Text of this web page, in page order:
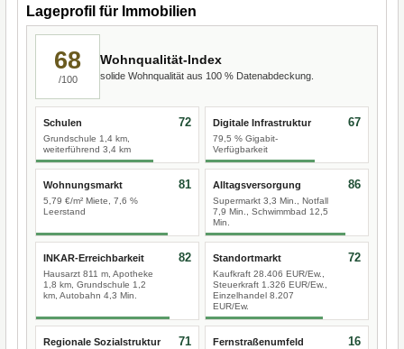
Lageprofil für Immobilien
68
/100
Wohnqualität-Index
solide Wohnqualität aus 100 % Datenabdeckung.
Schulen
Grundschule 1,4 km,
weiterführend 3,4 km
72 Digitale Infrastruktur
79,5 % Gigabit-
Verfügbarkeit
67
Wohnungsmarkt
5,79 €/m² Miete, 7,6 %
Leerstand
81 Alltagsversorgung
Supermarkt 3,3 Min., Notfall
7,9 Min., Schwimmbad 12,5
Min.
86
INKAR-Erreichbarkeit
Hausarzt 811 m, Apotheke
1,8 km, Grundschule 1,2
km, Autobahn 4,3 Min.
82 Standortmarkt
Kaufkraft 28.406 EUR/Ew.,
Steuerkraft 1.326 EUR/Ew.,
Einzelhandel 8.207
EUR/Ew.
72
Regionale Sozialstruktur 71 Fernstraßenumfeld 16